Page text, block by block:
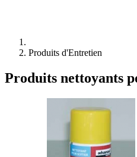
Produits d'Entretien
Produits nettoyants